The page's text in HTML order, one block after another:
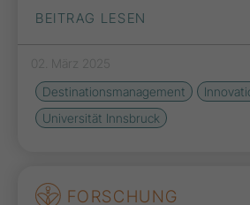
BEITRAG LESEN
02. März 2025
Destinationsmanagement
Universität Innsbruck
FORSCHUNG